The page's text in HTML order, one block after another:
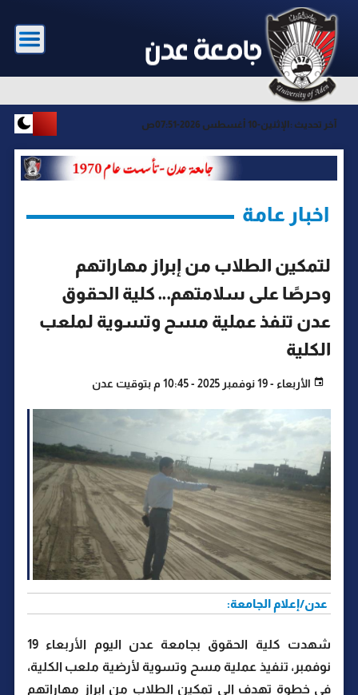
آخر تحديث : الإثنين-10 أغسطس 2026-07:51ص
اخبار عامة
لتمكين الطلاب من إبراز مهاراتهم
وحرصًا على سلامتهم… كلية الحقوق
عدن تنفذ عملية مسح وتسوية لملعب
الكلية
الأربعاء - 19 نوفمبر 2025 - 10:45 م بتوقيت عدن
عدن/إعلام الجامعة:
شهدت كلية الحقوق بجامعة عدن اليوم الأربعاء 19
نوفمبر، تنفيذ عملية مسح وتسوية لأرضية ملعب الكلية،
في خطوة تهدف إلى تمكين الطلاب من إبراز مهاراتهم